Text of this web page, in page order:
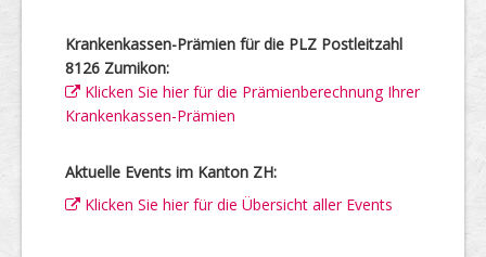
Krankenkassen-Prämien für die PLZ Postleitzahl
8126 Zumikon:
Klicken Sie hier für die Prämienberechnung Ihrer
Krankenkassen-Prämien
Aktuelle Events im Kanton ZH:
Klicken Sie hier für die Übersicht aller Events